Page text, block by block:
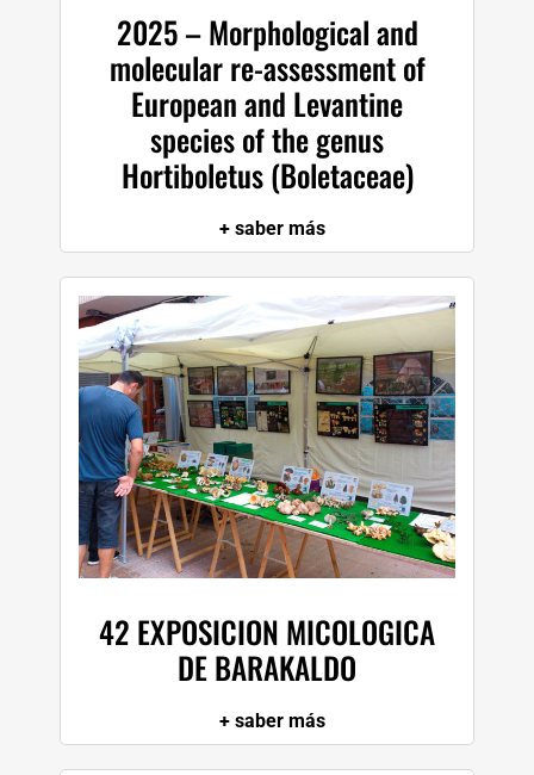
2025 – Morphological and
molecular re-assessment of
European and Levantine
species of the genus
Hortiboletus (Boletaceae)
+ saber más
42 EXPOSICION MICOLOGICA
DE BARAKALDO
+ saber más